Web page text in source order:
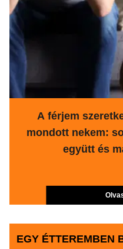
A férjem
mondott nekem:
együtt és
EGY ÉTTEREMBEN